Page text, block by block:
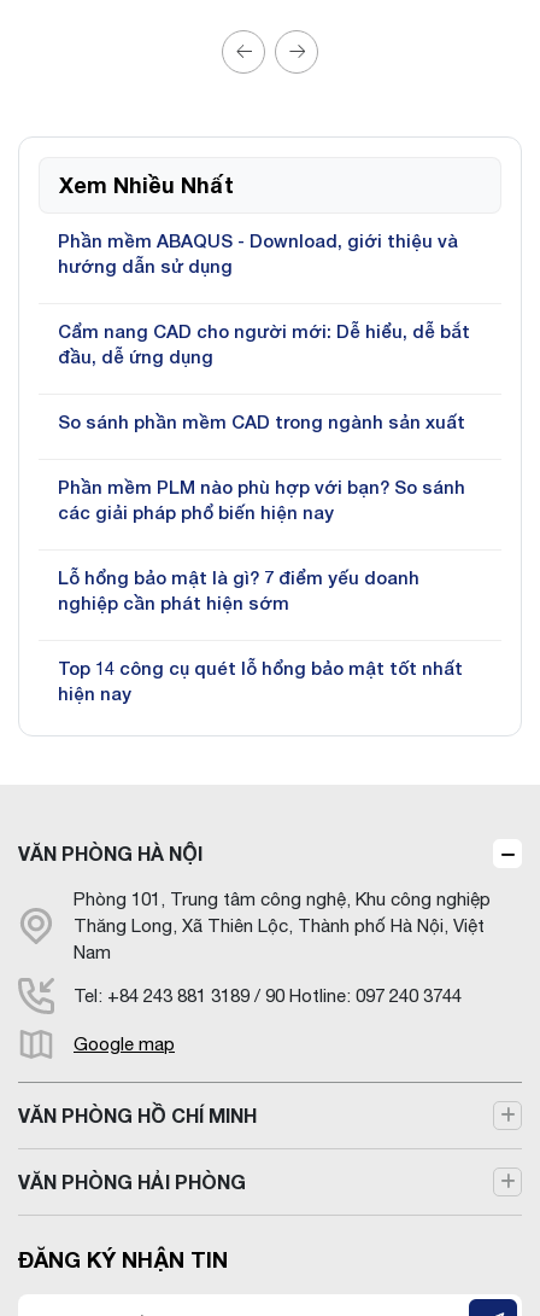
Xem Nhiều Nhất
Phần mềm ABAQUS - Download, giới thiệu và
hướng dẫn sử dụng
Cẩm nang CAD cho người mới: Dễ hiểu, dễ bắt
đầu, dễ ứng dụng
So sánh phần mềm CAD trong ngành sản xuất
Phần mềm PLM nào phù hợp với bạn? So sánh
các giải pháp phổ biến hiện nay
Lỗ hổng bảo mật là gì? 7 điểm yếu doanh
nghiệp cần phát hiện sớm
Top 14 công cụ quét lỗ hổng bảo mật tốt nhất
hiện nay
VĂN PHÒNG HÀ NỘI
Phòng 101, Trung tâm công nghệ, Khu công nghiệp
Thăng Long, Xã Thiên Lộc, Thành phố Hà Nội, Việt
Nam
Tel: +84 243 881 3189 / 90 Hotline: 097 240 3744
Google map
VĂN PHÒNG HỒ CHÍ MINH
VĂN PHÒNG HẢI PHÒNG
ĐĂNG KÝ NHẬN TIN